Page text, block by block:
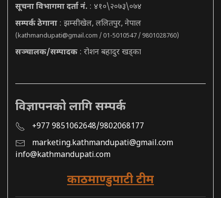
सूचना विभागमा दर्ता नं. : ४१०\२०७३\०७४
सम्पर्क ठेगाना : झम्सीखेल, ललितपुर, नेपाल
(kathmandupati@gmail.com / 01-5010547 / 9801028760)
सञ्चालक/सम्पादक : रोशन बहादुर खड्का
विज्ञापनको लागि सम्पर्क
+977 9851062648/9802068177
marketing.kathmandupati@gmail.com
info@kathmandupati.com
काठमाण्डुपाटी टीम